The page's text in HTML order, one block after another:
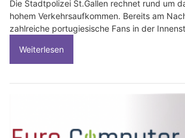
Die Stadtpolizei St.Gallen rechnet rund um
hohem Verkehrsaufkommen. Bereits am
zahlreiche portugiesische Fans in der
Weiterlesen